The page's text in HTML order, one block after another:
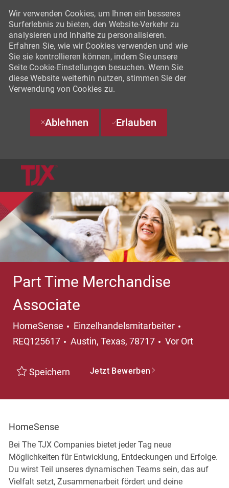
Wir verwenden Cookies, um Ihnen ein besseres
Surferlebnis zu bieten, den Website-Verkehr zu
analysieren und Inhalte zu personalisieren.
Erfahren Sie, wie wir Cookies verwenden und wie
Sie sie kontrollieren können, indem Sie unsere
Seite Cookie-Einstellungen besuchen. Wenn Sie
diese Website weiterhin nutzen, stimmen Sie der
Verwendung von Cookies zu.
Ablehnen Erlauben
Part Time Merchandise
Associate
HomeSense Kategorie
Einzelhandelsmitarbeiter
REQ125617
Ort
Austin, Texas, 78717 Vor Ort
Speichern Jetzt Bewerben
HomeSense
Bei The TJX Companies bietet jeder Tag neue
Möglichkeiten für Entwicklung, Entdeckungen und Erfolge.
Du wirst Teil unseres dynamischen Teams sein, das auf
Vielfalt setzt, Zusammenarbeit fördert und deine